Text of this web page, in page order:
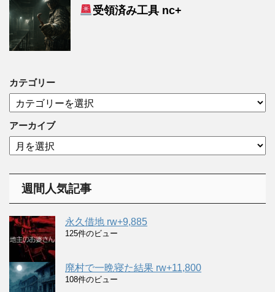
受領済み工具 nc+
カテゴリー
テ
ゴ
リ
ー
アーカイブ
ア
ー
週間人気記事
永久借地 rw+9,885
125件のビュー
廃村で一晩寝た結果 rw+11,800
108件のビュー